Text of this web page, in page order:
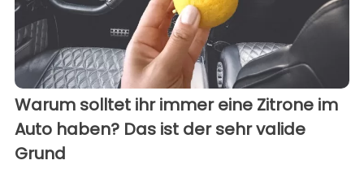
Warum solltet ihr immer eine Zitrone im
Auto haben? Das ist der sehr valide
Grund